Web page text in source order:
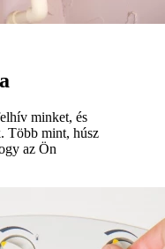
minket, és
Több mint, húsz
az Ön